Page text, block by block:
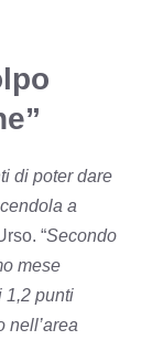
di poter dare
a
“Secondo
mese
1,2 punti
nell’area